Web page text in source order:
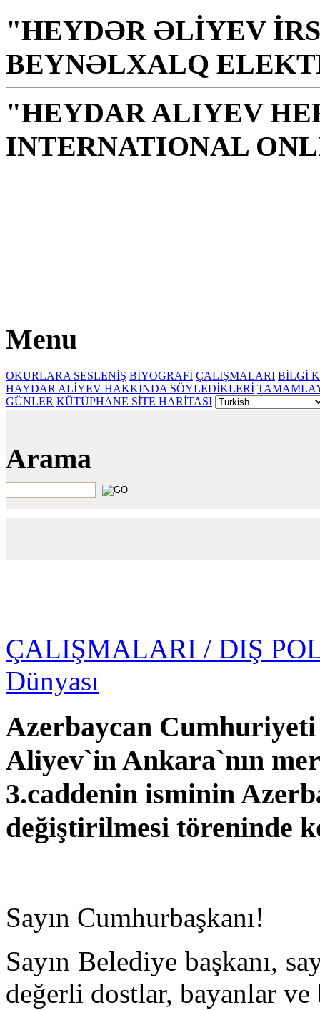
"HEYDƏR ƏLİYEV
BEYNƏLXALQ
"HEYDAR ALIYEV
INTERNATIONAL
Menu
OKURLARA SESLENİŞ BİYOGRAFİ ÇALIŞMALARI BİLGİ
HAYDAR ALİYEV HAKKINDA SÖYLEDİKLERİ
GÜNLER KÜTÜPHANE SİTE HARİTASI
Arama
ÇALIŞMALARI / DIŞ
Dünyası
Azerbaycan
Aliyev`in Ankara`nın
3.caddenin isminin
değiştirilmesi töreninde
Sayın Cumhurbaşkanı!
Sayın Belediye başkanı,
değerli dostlar, bayanlar